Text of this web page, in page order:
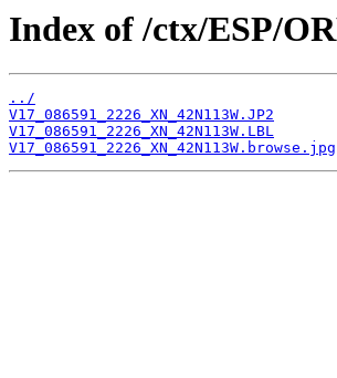
Index of /ctx/ESP/
../
V17_086591_2226_XN_42N113W.JP2
V17_086591_2226_XN_42N113W.LBL
V17_086591_2226_XN_42N113W.browse.jpg